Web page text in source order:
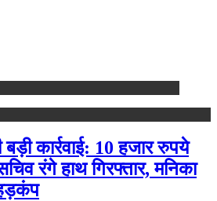
कार्रवाई: 10 हजार रुपये
रंगे हाथ गिरफ्तार, मनिका